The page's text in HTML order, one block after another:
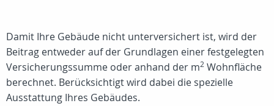
Damit Ihre Gebäude nicht unterversichert ist, wird der
Beitrag entweder auf der Grundlagen einer festgelegten
Versicherungssumme oder anhand der m2 Wohnfläche
berechnet. Berücksichtigt wird dabei die spezielle
Ausstattung Ihres Gebäudes.